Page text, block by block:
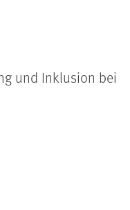
und Inklusion bei